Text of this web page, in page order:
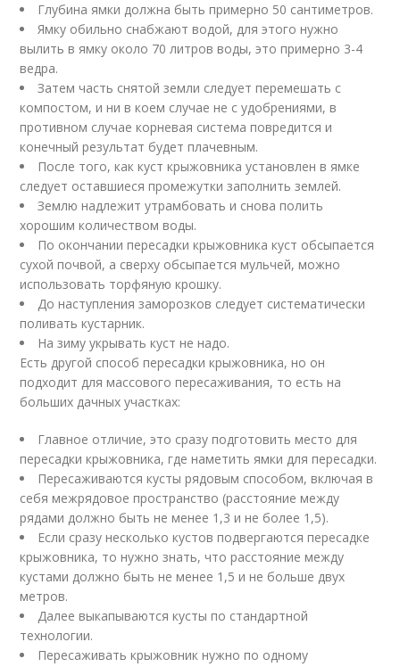
Глубина ямки должна быть примерно 50 сантиметров.
Ямку обильно снабжают водой, для этого нужно
вылить в ямку около 70 литров воды, это примерно 3-4
ведра.
Затем часть снятой земли следует перемешать с
компостом, и ни в коем случае не с удобрениями, в
противном случае корневая система повредится и
конечный результат будет плачевным.
После того, как куст крыжовника установлен в ямке
следует оставшиеся промежутки заполнить землей.
Землю надлежит утрамбовать и снова полить
хорошим количеством воды.
По окончании пересадки крыжовника куст обсыпается
сухой почвой, а сверху обсыпается мульчей, можно
использовать торфяную крошку.
До наступления заморозков следует систематически
поливать кустарник.
На зиму укрывать куст не надо.
Есть другой способ пересадки крыжовника, но он
подходит для массового пересаживания, то есть на
больших дачных участках:
Главное отличие, это сразу подготовить место для
пересадки крыжовника, где наметить ямки для пересадки.
Пересаживаются кусты рядовым способом, включая в
себя межрядовое пространство (расстояние между
рядами должно быть не менее 1,3 и не более 1,5).
Если сразу несколько кустов подвергаются пересадке
крыжовника, то нужно знать, что расстояние между
кустами должно быть не менее 1,5 и не больше двух
метров.
Далее выкапываются кусты по стандартной
технологии.
Пересаживать крыжовник нужно по одному